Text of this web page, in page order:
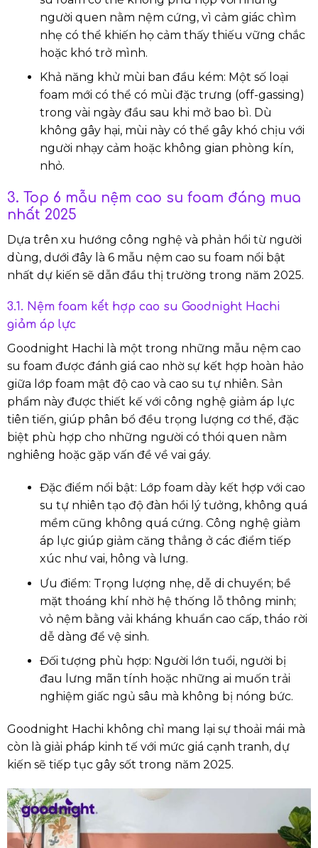
người quen nằm nệm cứng, vì cảm giác chìm
nhẹ có thể khiến họ cảm thấy thiếu vững chắc
hoặc khó trở mình.
Khả năng khử mùi ban đầu kém: Một số loại
foam mới có thể có mùi đặc trưng (off-gassing)
trong vài ngày đầu sau khi mở bao bì. Dù
không gây hại, mùi này có thể gây khó chịu với
người nhạy cảm hoặc không gian phòng kín,
nhỏ.
3. Top 6 mẫu nệm cao su foam đáng mua
nhất 2025
Dựa trên xu hướng công nghệ và phản hồi từ người
dùng, dưới đây là 6 mẫu nệm cao su foam nổi bật
nhất dự kiến sẽ dẫn đầu thị trường trong năm 2025.
3.1. Nệm foam kết hợp cao su Goodnight Hachi
giảm áp lực
Goodnight Hachi là một trong những mẫu nệm cao
su foam được đánh giá cao nhờ sự kết hợp hoàn hảo
giữa lớp foam mật độ cao và cao su tự nhiên. Sản
phẩm này được thiết kế với công nghệ giảm áp lực
tiên tiến, giúp phân bổ đều trọng lượng cơ thể, đặc
biệt phù hợp cho những người có thói quen nằm
nghiêng hoặc gặp vấn đề về vai gáy.
Đặc điểm nổi bật: Lớp foam dày kết hợp với cao
su tự nhiên tạo độ đàn hồi lý tưởng, không quá
mềm cũng không quá cứng. Công nghệ giảm
áp lực giúp giảm căng thẳng ở các điểm tiếp
xúc như vai, hông và lưng.
Ưu điểm: Trọng lượng nhẹ, dễ di chuyển; bề
mặt thoáng khí nhờ hệ thống lỗ thông minh;
vỏ nệm bằng vải kháng khuẩn cao cấp, tháo rời
dễ dàng để vệ sinh.
Đối tượng phù hợp: Người lớn tuổi, người bị
đau lưng mãn tính hoặc những ai muốn trải
nghiệm giấc ngủ sâu mà không bị nóng bức.
Goodnight Hachi không chỉ mang lại sự thoải mái mà
còn là giải pháp kinh tế với mức giá cạnh tranh, dự
kiến sẽ tiếp tục gây sốt trong năm 2025.